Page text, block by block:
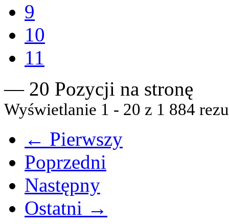
9
10
11
— 20 Pozycji na stronę
Wyświetlanie 1 - 20 z 1 884
← Pierwszy
Poprzedni
Następny
Ostatni →